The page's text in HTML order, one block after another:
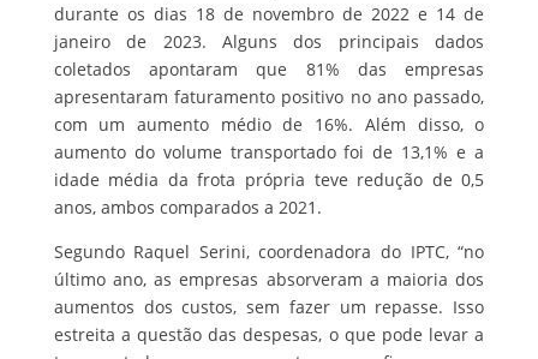
durante os dias 18 de novembro de 2022 e 14 de
janeiro de 2023. Alguns dos principais dados
coletados apontaram que 81% das empresas
apresentaram faturamento positivo no ano passado,
com um aumento médio de 16%. Além disso, o
aumento do volume transportado foi de 13,1% e a
idade média da frota própria teve redução de 0,5
anos, ambos comparados a 2021.
Segundo Raquel Serini, coordenadora do IPTC, “no
último ano, as empresas absorveram a maioria dos
aumentos dos custos, sem fazer um repasse. Isso
estreita a questão das despesas, o que pode levar a